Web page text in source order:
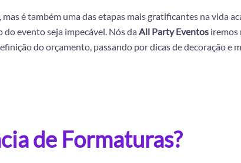
é também uma das etapas mais gratificantes na vida
evento seja impecável. Nós daAll Party Eventosiremos
do orçamento, passando por dicas de decoração e
de Formaturas?